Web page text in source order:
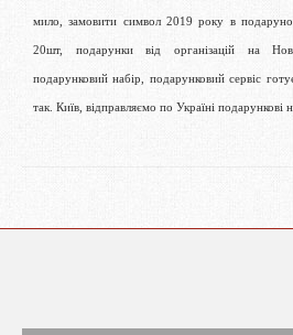
мило, замовити символ 2019 року в
20шт, подарунки від організацій на
подарунковий набір, подарунковий сервіс
так. Київ, відправляємо по Україні подарункові